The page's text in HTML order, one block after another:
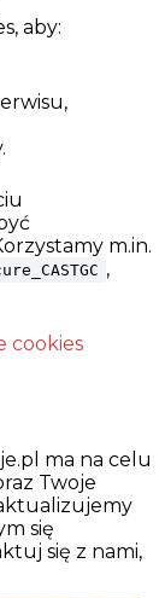
aby:
m.in.
,
cookies
ma na celu
Twoje
się
się z nami,